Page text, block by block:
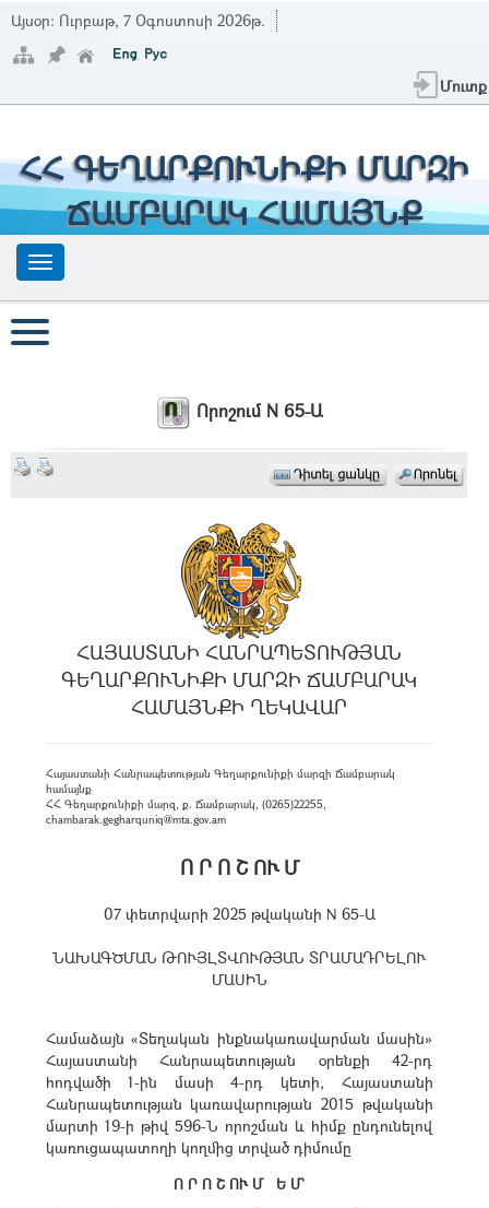
Այսօր: Ուրբաթ, 7 Օգոստոսի 2026թ.
Մուտք
ՀՀ ԳԵՂԱՐՔՈՒՆԻՔԻ ՄԱՐԶԻ
ՃԱՄԲԱՐԱԿ ՀԱՄԱՅՆՔ
Որոշում N 65-Ա
ՀԱՅԱՍՏԱՆԻ ՀԱՆՐԱՊԵՏՈՒԹՅԱՆ
ԳԵՂԱՐՔՈՒՆԻՔԻ ՄԱՐԶԻ ՃԱՄԲԱՐԱԿ
ՀԱՄԱՅՆՔԻ ՂԵԿԱՎԱՐ
Հայաստանի Հանրապետության Գեղարքունիքի մարզի Ճամբարակ
համայնք
ՀՀ Գեղարքունիքի մարզ, ք. Ճամբարակ, (0265)22255,
chambarak.gegharquniq@mta.gov.am
Ո Ր Ո Շ ՈՒ Մ
07 փետրվարի 2025 թվականի N 65-Ա
ՆԱԽԱԳԾՄԱՆ ԹՈՒՅԼՏՎՈՒԹՅԱՆ ՏՐԱՄԱԴՐԵԼՈՒ
ՄԱՍԻՆ
Համաձայն «Տեղական ինքնակառավարման մասին»
Հայաստանի Հանրապետության օրենքի 42-րդ
հոդվածի 1-ին մասի 4-րդ կետի, Հայաստանի
Հանրապետության կառավարության 2015 թվականի
մարտի 19-ի թիվ 596-Ն որոշման և հիմք ընդունելով
կառուցապատողի կողմից տրված դիմումը
Ո Ր Ո Շ ՈՒ Մ Ե Մ`